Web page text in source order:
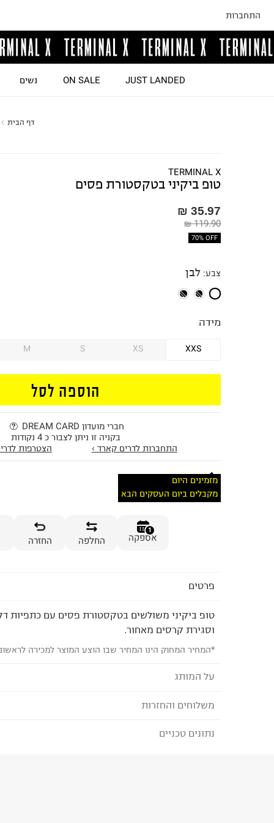
התחברות
JUST LANDED
ON SALE נשים
דף הבית
TERMINAL X
טופ ביקיני בטקסטורת פסים
35.97 ₪
119.90 ₪
70% OFF
צבע: לבן
מידה
XXS
XS
S
M
הוספה לסל
חברי מועדון DREAM CARD
בקניה זו ניתן לצבור כ 4 נקודות
התחברות לדרים קארד ›
הצטרפות
מזמינים היום
מקבלים ביום העסקים הבא
1
אספקה החלפה החזרה
פרטים
טופ ביקיני משולשים בטקסטורת פסים עם כתפיות
וסגירת קרסים מאחור.
*המחיר המחוק הינו המחיר שבו הוצע המוצר למכירה
על המותג
TERMINAL X - טרמינל איקס
משלוחים והחזרות
לבחירת בשיטת המשלוח המתאימה לכם,
נתונים טכניים